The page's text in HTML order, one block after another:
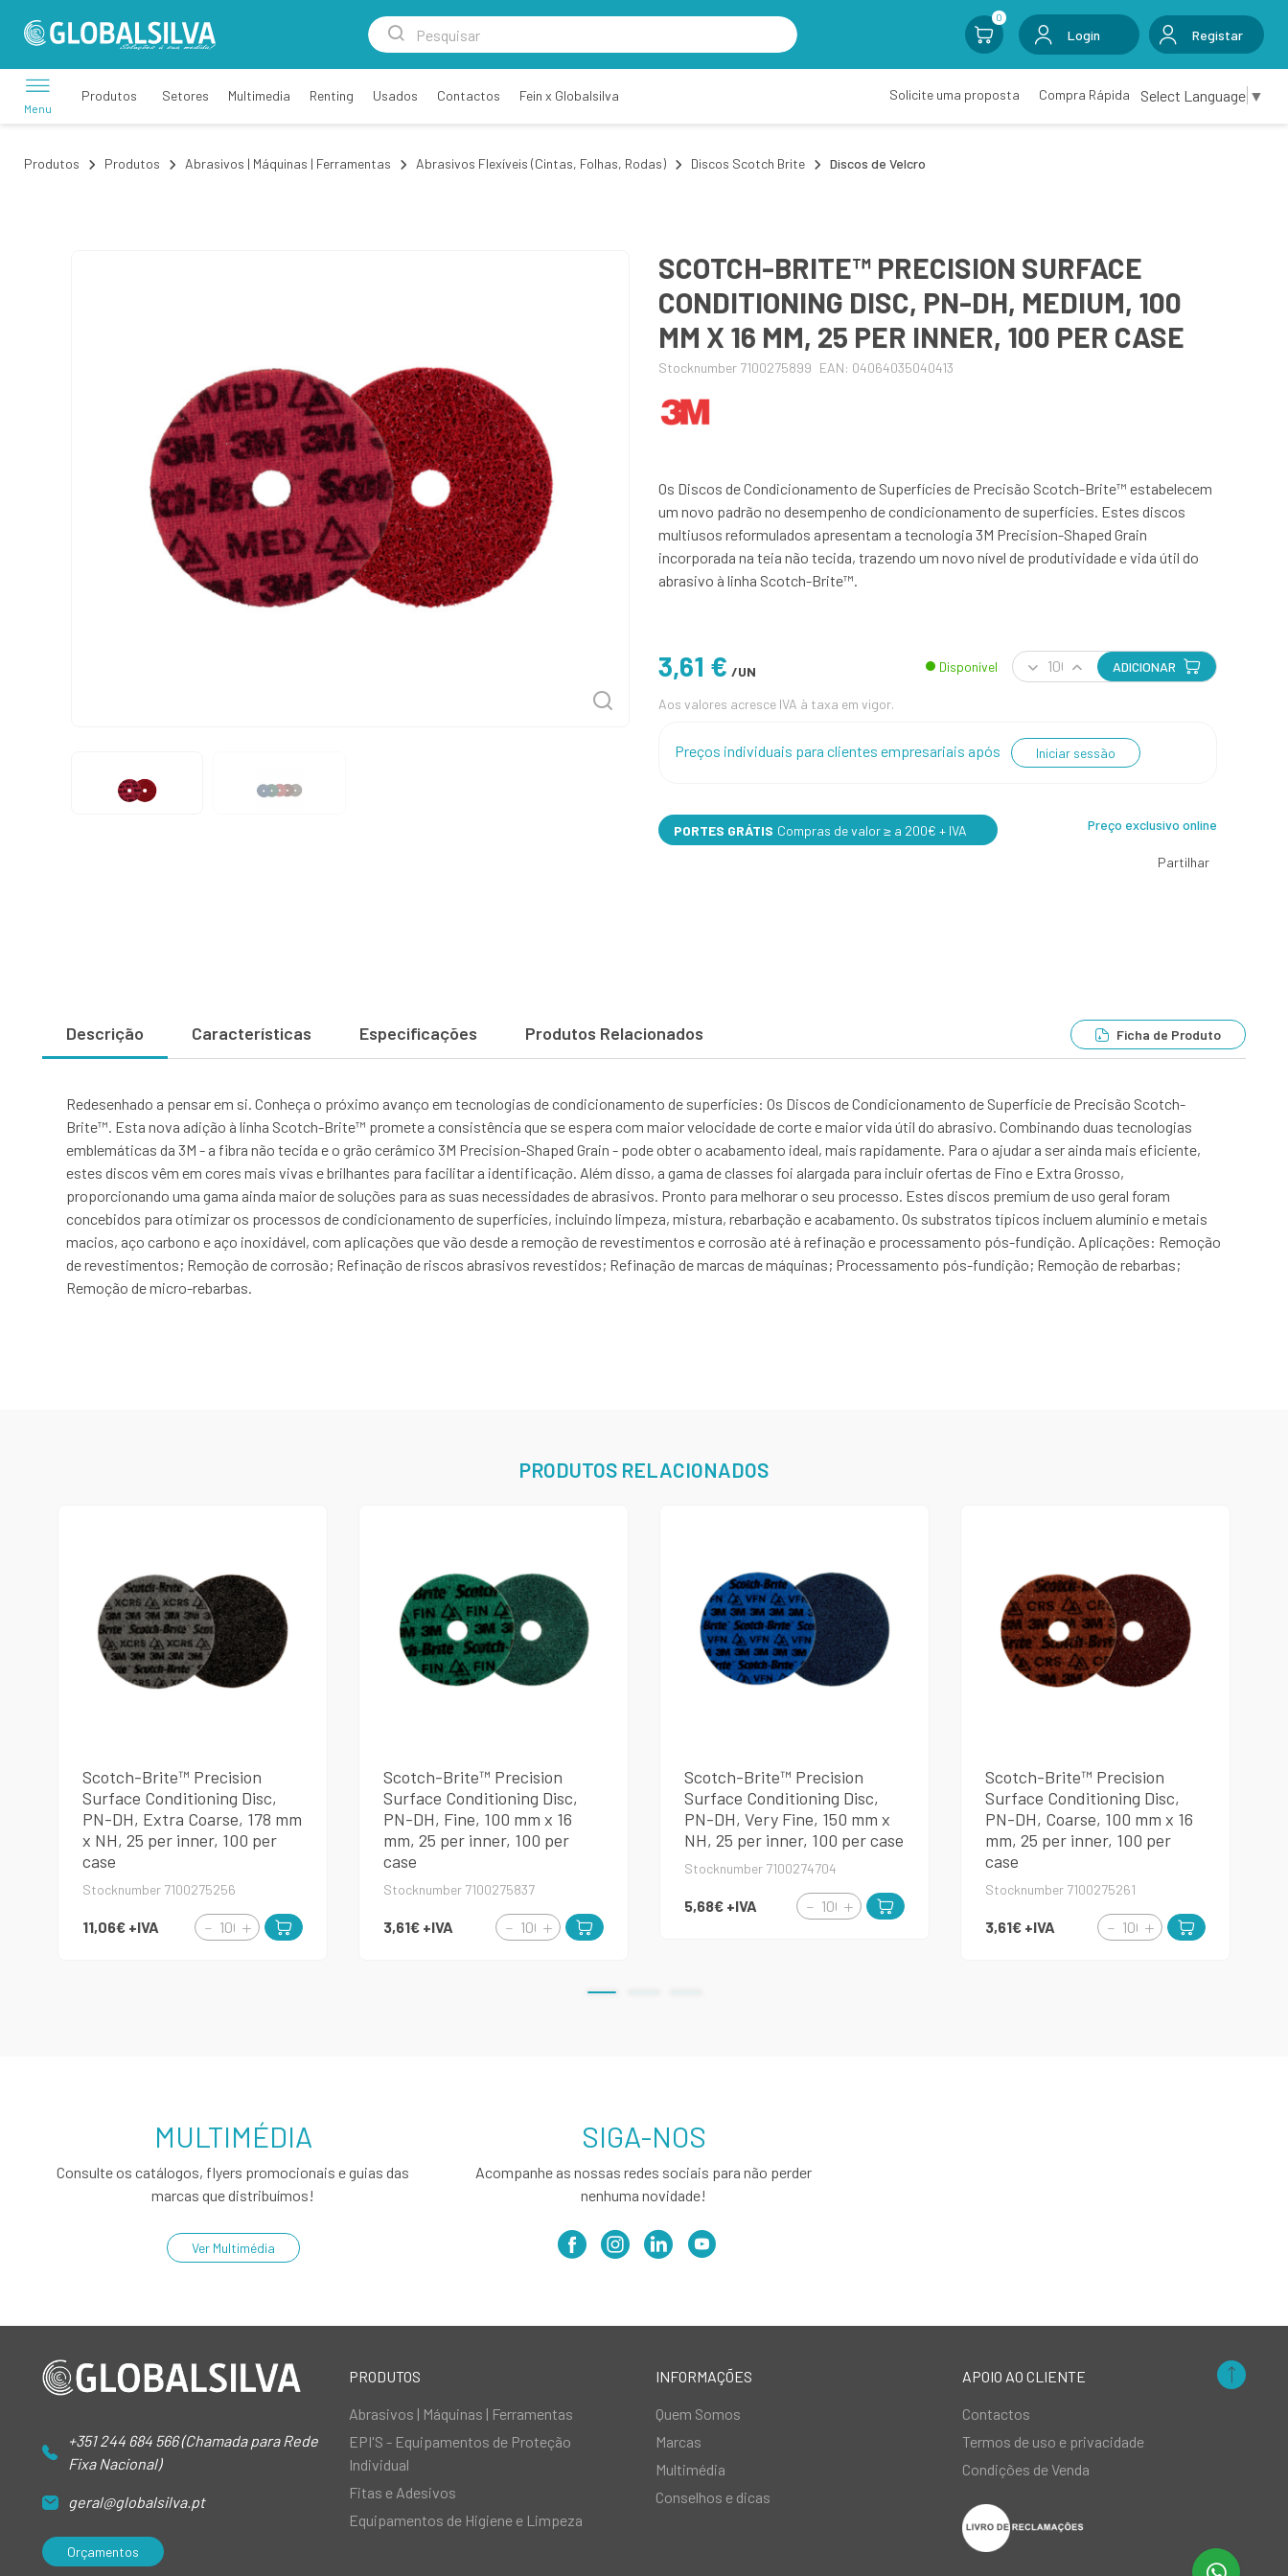
0
Login Registar
Menu
Produtos Setores Multimedia Renting Usados Contactos Fein x Globalsilva Solicite uma proposta Compra Rápida Select Language ▼
Produtos Produtos Abrasivos | Máquinas | Ferramentas Abrasivos Flexíveis (Cintas, Folhas, Rodas) Discos Scotch Brite Discos de Velcro
SCOTCH-BRITE™ PRECISION SURFACE
CONDITIONING DISC, PN-DH, MEDIUM, 100
MM X 16 MM, 25 PER INNER, 100 PER CASE
Stocknumber 7100275899 EAN: 04064035040413
Os Discos de Condicionamento de Superfícies de Precisão Scotch-Brite™ estabelecem
um novo padrão no desempenho de condicionamento de superfícies. Estes discos
multiusos reformulados apresentam a tecnologia 3M Precision-Shaped Grain
incorporada na teia não tecida, trazendo um novo nível de produtividade e vida útil do
abrasivo à linha Scotch-Brite™.
3,61 € /UN Disponível ADICIONAR
Aos valores acresce IVA à taxa em vigor.
Preços individuais para clientes empresariais após Iniciar sessão
PORTES GRÁTIS Compras de valor ≥ a 200€ + IVA Preço exclusivo online
Partilhar
Descrição Características Especificações Produtos Relacionados Ficha de Produto
Redesenhado a pensar em si. Conheça o próximo avanço em tecnologias de condicionamento de superfícies: Os Discos de Condicionamento de Superfície de Precisão Scotch-
Brite™. Esta nova adição à linha Scotch-Brite™ promete a consistência que se espera com maior velocidade de corte e maior vida útil do abrasivo. Combinando duas tecnologias
emblemáticas da 3M - a fibra não tecida e o grão cerâmico 3M Precision-Shaped Grain - pode obter o acabamento ideal, mais rapidamente. Para o ajudar a ser ainda mais eficiente,
estes discos vêm em cores mais vivas e brilhantes para facilitar a identificação. Além disso, a gama de classes foi alargada para incluir ofertas de Fino e Extra Grosso,
proporcionando uma gama ainda maior de soluções para as suas necessidades de abrasivos. Pronto para melhorar o seu processo. Estes discos premium de uso geral foram
concebidos para otimizar os processos de condicionamento de superfícies, incluindo limpeza, mistura, rebarbação e acabamento. Os substratos típicos incluem alumínio e metais
macios, aço carbono e aço inoxidável, com aplicações que vão desde a remoção de revestimentos e corrosão até à refinação e processamento pós-fundição. Aplicações: Remoção
de revestimentos; Remoção de corrosão; Refinação de riscos abrasivos revestidos; Refinação de marcas de máquinas; Processamento pós-fundição; Remoção de rebarbas;
Remoção de micro-rebarbas.
PRODUTOS RELACIONADOS
Scotch-Brite™ Precision
Surface Conditioning Disc,
PN-DH, Extra Coarse, 178 mm
x NH, 25 per inner, 100 per
case
Stocknumber 7100275256
11,06€ +IVA
Scotch-Brite™ Precision
Surface Conditioning Disc,
PN-DH, Fine, 100 mm x 16
mm, 25 per inner, 100 per
case
Stocknumber 7100275837
3,61€ +IVA
Scotch-Brite™ Precision
Surface Conditioning Disc,
PN-DH, Very Fine, 150 mm x
NH, 25 per inner, 100 per case
Stocknumber 7100274704
5,68€ +IVA
Scotch-Brite™ Precision
Surface Conditioning Disc,
PN-DH, Coarse, 100 mm x 16
mm, 25 per inner, 100 per
case
Stocknumber 7100275261
3,61€ +IVA
MULTIMÉDIA
Consulte os catálogos, flyers promocionais e guias das
marcas que distribuímos!
Ver Multimédia
SIGA-NOS
Acompanhe as nossas redes sociais para não perder
nenhuma novidade!
+351 244 684 566 (Chamada para Rede
Fixa Nacional)
geral@globalsilva.pt
Orçamentos
PRODUTOS
Abrasivos | Máquinas | Ferramentas
EPI'S - Equipamentos de Proteção
Individual
Fitas e Adesivos
Equipamentos de Higiene e Limpeza
INFORMAÇÕES
Quem Somos
Marcas
Multimédia
Conselhos e dicas
APOIO AO CLIENTE
Contactos
Termos de uso e privacidade
Condições de Venda